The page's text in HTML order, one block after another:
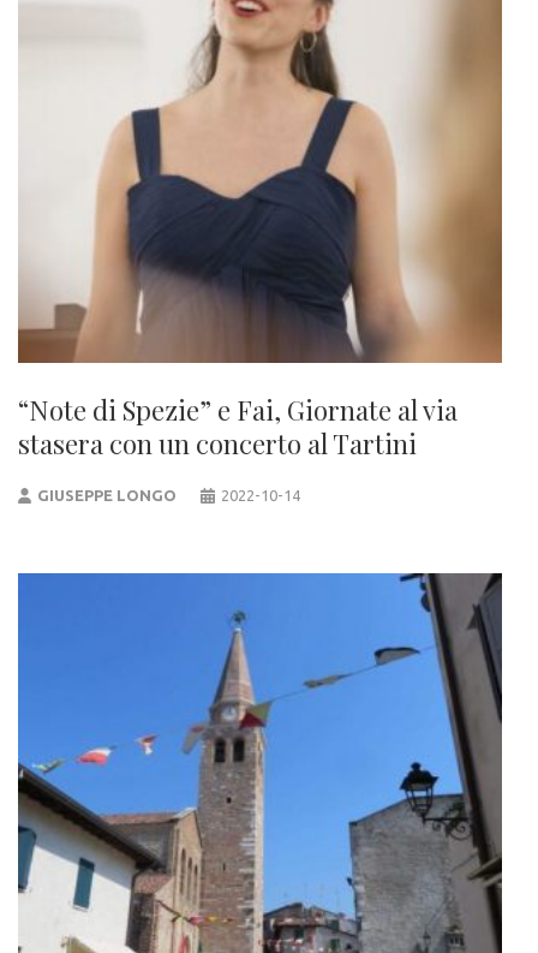
“Note di Spezie” e Fai, Giornate al via
stasera con un concerto al Tartini
GIUSEPPE LONGO 2022-10-14